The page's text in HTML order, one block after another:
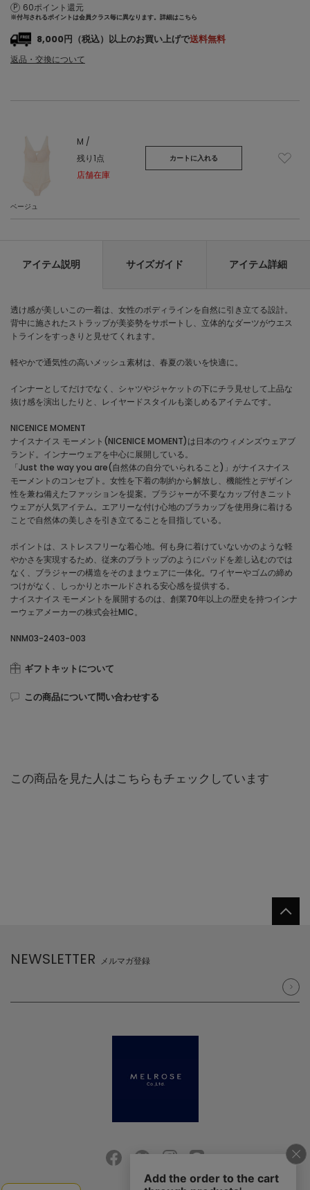
60ポイント還元
※付与されるポイントは会員クラス毎に異なります。 詳細はこちら
8,000円（税込）以上のお買い上げで送料無料
返品・交換について
ベージュ
M /
残り1点
店舗在庫
カートに入れる
アイテム説明 サイズガイド アイテム詳細
透け感が美しいこの一着は、女性のボディラインを自然に引き立てる設計。
背中に施されたストラップが美姿勢をサポートし、立体的なダーツがウエス
トラインをすっきりと見せてくれます。
軽やかで通気性の高いメッシュ素材は、春夏の装いを快適に。
インナーとしてだけでなく、シャツやジャケットの下にチラ見せして上品な
抜け感を演出したりと、レイヤードスタイルも楽しめるアイテムです。
NICENICE MOMENT
ナイスナイス モーメント(NICENICE MOMENT)は日本のウィメンズウェアブ
ランド。インナーウェアを中心に展開している。
「Just the way you are(自然体の自分でいられること)」がナイスナイス
モーメントのコンセプト。女性を下着の制約から解放し、機能性とデザイン
性を兼ね備えたファッションを提案。ブラジャーが不要なカップ付きニット
ウェアが人気アイテム。エアリーな付け心地のブラカップを使用身に着ける
ことで自然体の美しさを引き立てることを目指している。
ポイントは、ストレスフリーな着心地。何も身に着けていないかのような軽
やかさを実現するため、従来のブラトップのようにパッドを差し込むのでは
なく、ブラジャーの構造をそのままウェアに一体化。ワイヤーやゴムの締め
つけがなく、しっかりとホールドされる安心感を提供する。
ナイスナイス モーメントを展開するのは、創業70年以上の歴史を持つインナ
ーウェアメーカーの株式会社MIC。
NNM03-2403-003
ギフトキットについて
この商品について問い合わせする
この商品を見た人はこちらもチェックしています
NEWSLETTER メルマガ登録